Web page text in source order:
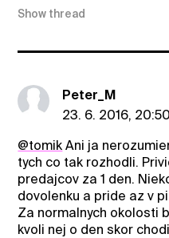
Show thread
Peter_M
23. 6. 2016, 20:50
@tomik Ani ja
tych co tak rozhodli.
predajcov za 1 den.
dovolenku a pride az v
Za normalnych okolosti
kvoli nej o den skor